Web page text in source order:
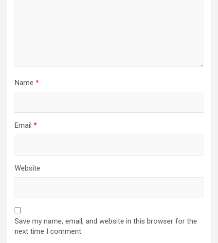
Name *
Email *
Website
Save my name, email, and website in this browser for the
next time I comment.